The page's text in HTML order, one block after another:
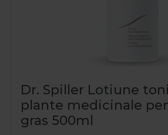
Dr. Spiller Lotiune
plante medicinale
gras 500ml